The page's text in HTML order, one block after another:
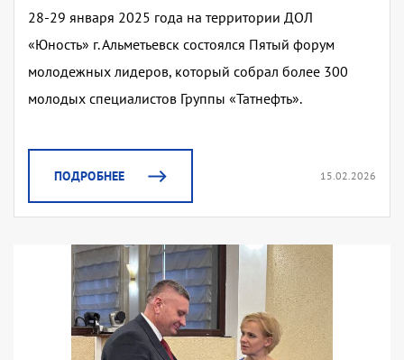
28-29 января 2025 года на территории ДОЛ
«Юность» г. Альметьевск состоялся Пятый форум
молодежных лидеров, который собрал более 300
молодых специалистов Группы «Татнефть».
ПОДРОБНЕЕ 15.02.2026